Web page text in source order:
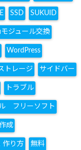
SSD SUKUID
ジュール交換
WordPress
トレージ サイドバー
トラブル
フリーソフト
成
作り方 無料